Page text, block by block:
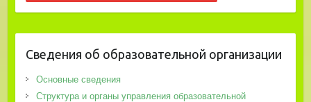
Сведения об образовательной организации
Основные сведения
Структура и органы управления образовательной